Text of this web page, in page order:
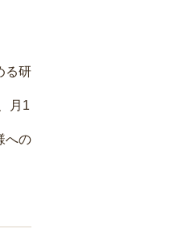
る研
月1
への